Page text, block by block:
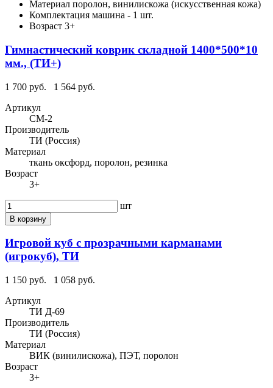
Материал поролон, винилискожа (искусственная кожа)
Комплектация машина - 1 шт.
Возраст 3+
Гимнастический коврик складной 1400*500*10
мм., (ТИ+)
1 700 руб.
1 564 руб.
Артикул
СМ-2
Производитель
ТИ (Россия)
Материал
ткань оксфорд, поролон, резинка
Возраст
3+
шт
В корзину
Игровой куб с прозрачными карманами
(игрокуб), ТИ
1 150 руб.
1 058 руб.
Артикул
ТИ Д-69
Производитель
ТИ (Россия)
Материал
ВИК (винилискожа), ПЭТ, поролон
Возраст
3+